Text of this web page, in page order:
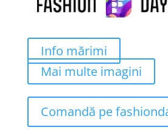
Info mărimi
Mai multe imagini
Comandă pe